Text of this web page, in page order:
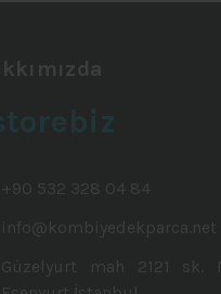
+90 532 328 04 84
info@kombiyedekparca.net
Güzelyurt mah 2121 sk.